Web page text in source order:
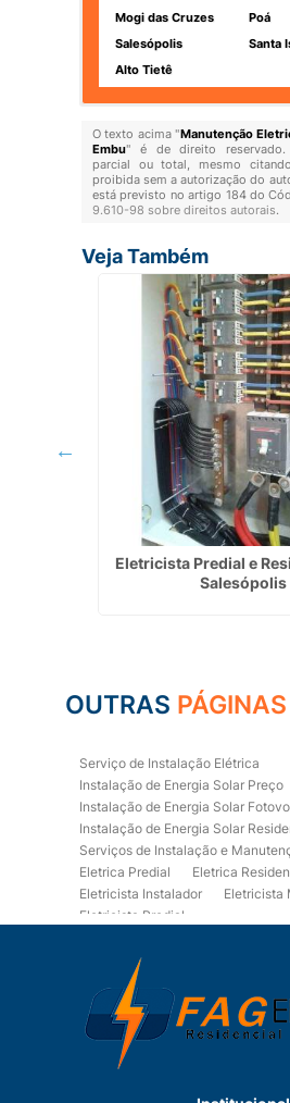
Mogi das Cruzes
Poá
Salesópolis
Santa
Alto Tietê
O texto acima "Manutenção
Embu" é de direito reservado.
parcial ou total, mesmo
proibida sem a autorização do
está previsto no artigo 184 do
9.610-98 sobre direitos autorais.
Veja Também
Eletricista Predial e
Salesópolis
OUTRAS PÁGINAS
Serviço de Instalação Elétrica
Instalação de Energia Solar Preço
Instalação de Energia Solar
Instalação de Energia Solar
Serviços de Instalação e
Eletrica Predial
Eletrica
Eletricista Instalador
Eletricista
Eletricista Predial
Eletricista Residencial
Eletricista Residencial E Predial
Eletricistas de Manutenção
Empresa de Instalações Elétricas
Empresa de Manutenção Eletrica
Empresa de Prestação de Serviços